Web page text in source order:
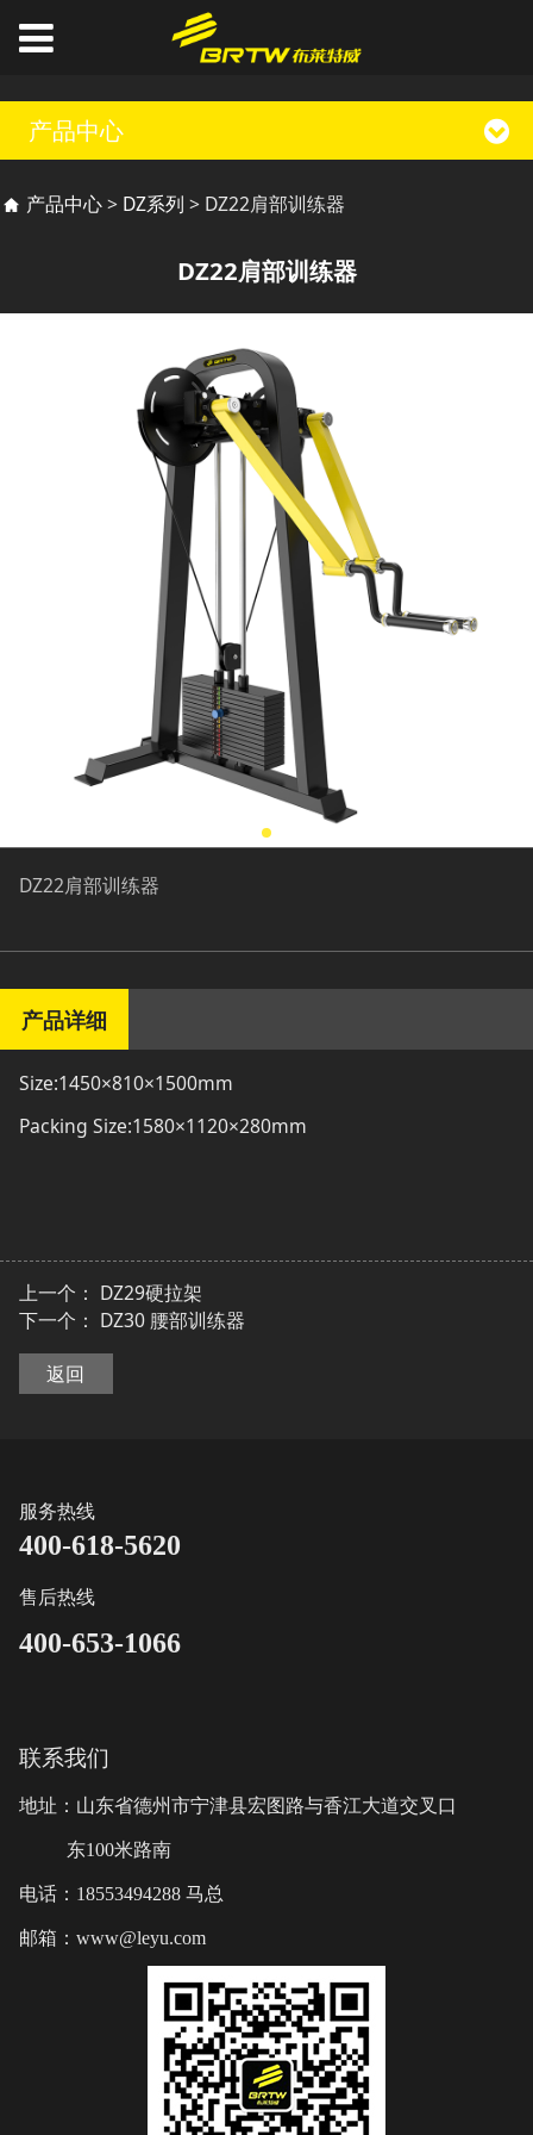
产品中心
DZ22肩部训练器
产品中心> DZ系列 > DZ22肩部训练器
DZ22肩部训练器
DZ22肩部训练器
产品详细
Size:1450×810×1500mm
Packing Size:1580×1120×280mm
上一个： DZ29硬拉架
下一个： DZ30 腰部训练器
返回
服务热线
400-618-5620
售后热线
400-653-1066
联系我们
地址：山东省德州市宁津县宏图路与香江大道交叉口
东100米路南
电话：18553494288 马总
邮箱：www@leyu.com